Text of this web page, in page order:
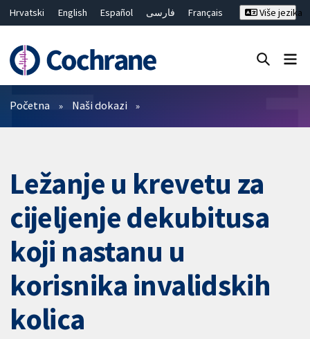
Hrvatski English Español فارسی
Français
繁體中文
简体中文
Više jezika
Prečistači
Početna Naši dokazi
Ležanje u krevetu za
cijeljenje dekubitusa
koji nastanu u
korisnika invalidskih
kolica